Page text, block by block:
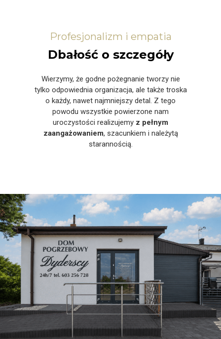
Profesjonalizm i empatia
Dbałość o szczegóły
Wierzymy, że godne pożegnanie tworzy nie
tylko odpowiednia organizacja, ale także troska
o każdy, nawet najmniejszy detal. Z tego
powodu wszystkie powierzone nam
uroczystości realizujemy z pełnym
zaangażowaniem, szacunkiem i należytą
starannością.